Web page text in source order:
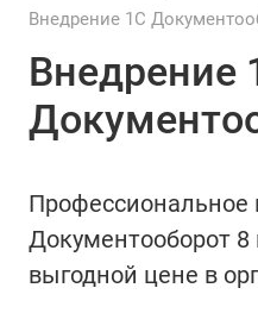
Внедрение 1С
Внедрение
Профессиональное
Документооборот
выгодной цене в